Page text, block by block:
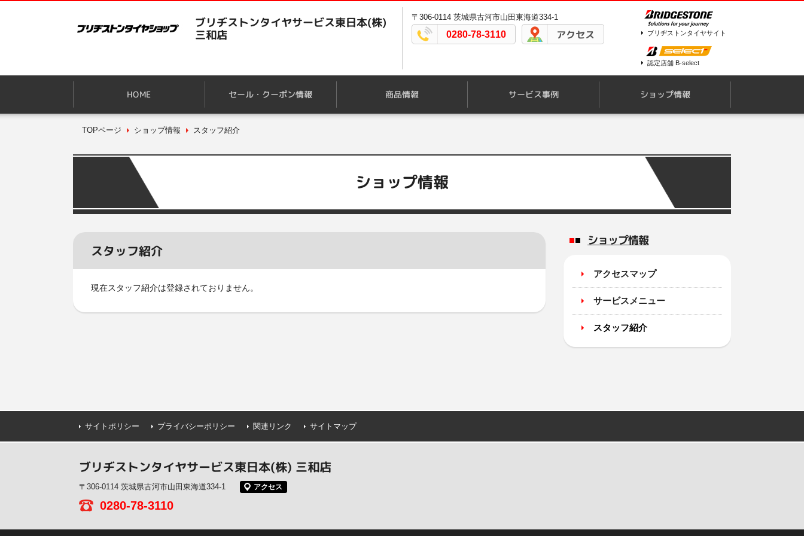
ブリヂストンタイヤサービス東日本(株)
三和店
〒306-0114 茨城県古河市山田東海道334-1
0280-78-3110 アクセス ブリヂストンタイヤサイト
認定店舗 B-select
HOME セール・クーポン情報 商品情報 サービス事例 ショップ情報
TOPページ ショップ情報 スタッフ紹介
ショップ情報
スタッフ紹介
現在スタッフ紹介は登録されておりません。
ショップ情報
アクセスマップ
サービスメニュー
スタッフ紹介
サイトポリシー プライバシーポリシー 関連リンク サイトマップ
ブリヂストンタイヤサービス東日本(株) 三和店
〒306-0114 茨城県古河市山田東海道334-1 アクセス
0280-78-3110